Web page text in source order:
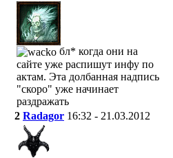
бл* когда они на
сайте уже распишут инфу по
актам. Эта долбанная надпись
"скоро" уже начинает
раздражать
2 Radagor 16:32 - 21.03.2012